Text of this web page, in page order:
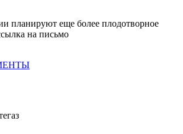
планируют еще более плодотворное
на письмо